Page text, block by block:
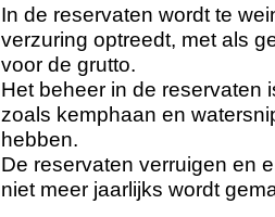
In de reservaten wordt te
verzuring optreedt, met als
voor de grutto.
Het beheer in de reservaten
zoals kemphaan en
hebben.
De reservaten verruigen en
niet meer jaarlijks wordt